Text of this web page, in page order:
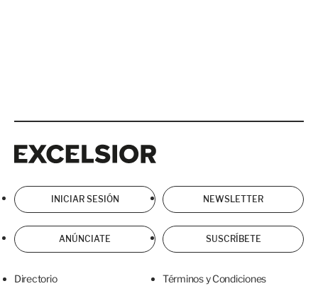
INICIAR SESIÓN NEWSLETTER
ANÚNCIATE SUSCRÍBETE
Directorio Términos y Condiciones